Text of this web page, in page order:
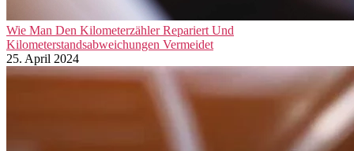
Wie Man Den Kilometerzähler Repariert Und
Kilometerstandsabweichungen Vermeidet
25. April 2024